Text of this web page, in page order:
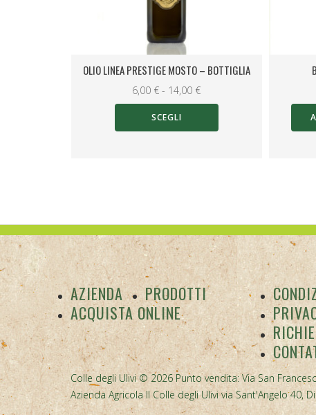
OLIO LINEA PRESTIGE MOSTO – BOTTIGLIA
6,00 € - 14,00 €Fascia
di
SCEGLI
prodotto
possono
essere
scelte
nella
pagina
del
prodotto
AZIENDA
PRODOTTI
ACQUISTA ONLINE
Colle degli Ulivi © 2026 Punto vendita: Via San
Azienda Agricola Il Colle degli Ulivi via Sant'Angelo 40,